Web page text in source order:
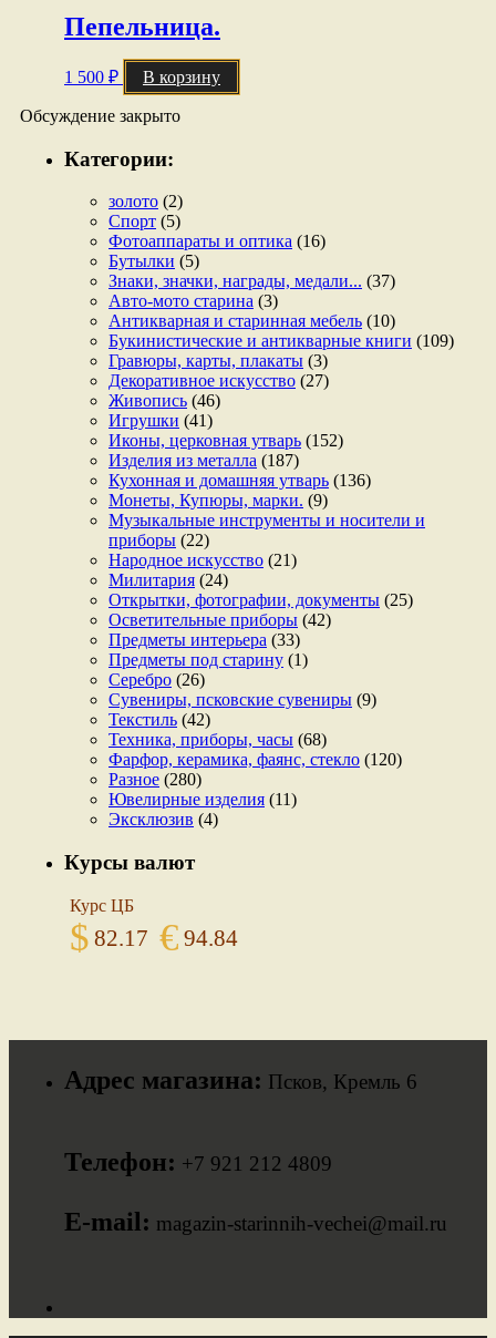
Пепельница.
1 500 ₽ В корзину
Обсуждение закрыто
Категории:
золото (2)
Спорт (5)
Фотоаппараты и оптика (16)
Бутылки (5)
Знаки, значки, награды, медали... (37)
Авто-мото старина (3)
Антикварная и старинная мебель (10)
Букинистические и антикварные книги (109)
Гравюры, карты, плакаты (3)
Декоративное искусство (27)
Живопись (46)
Игрушки (41)
Иконы, церковная утварь (152)
Изделия из металла (187)
Кухонная и домашняя утварь (136)
Монеты, Купюры, марки. (9)
Музыкальные инструменты и носители и
приборы (22)
Народное искусство (21)
Милитария (24)
Открытки, фотографии, документы (25)
Осветительные приборы (42)
Предметы интерьера (33)
Предметы под старину (1)
Серебро (26)
Сувениры, псковские сувениры (9)
Текстиль (42)
Техника, приборы, часы (68)
Фарфор, керамика, фаянс, стекло (120)
Разное (280)
Ювелирные изделия (11)
Эксклюзив (4)
Курсы валют
Курс ЦБ
$ 82.17 € 94.84
Адрес магазина: Псков, Кремль 6
Телефон: +7 921 212 4809
E-mail: magazin-starinnih-vechei@mail.ru